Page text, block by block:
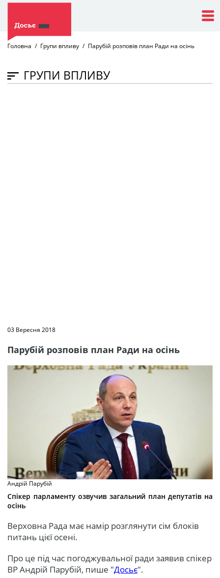
Головна Групи впливу Парубій розповів план Ради на осінь
ГРУПИ ВПЛИВУ
03 Вересня 2018
Парубій розповів план Ради на осінь
Андрій Парубій
Спікер парламенту озвучив загальний план депутатів на
осінь
Верховна Рада має намір розглянути сім блоків
питань цієї осені.
Про це під час погоджувальної ради заявив спікер
ВР Андрій Парубій, пише "Досьє".